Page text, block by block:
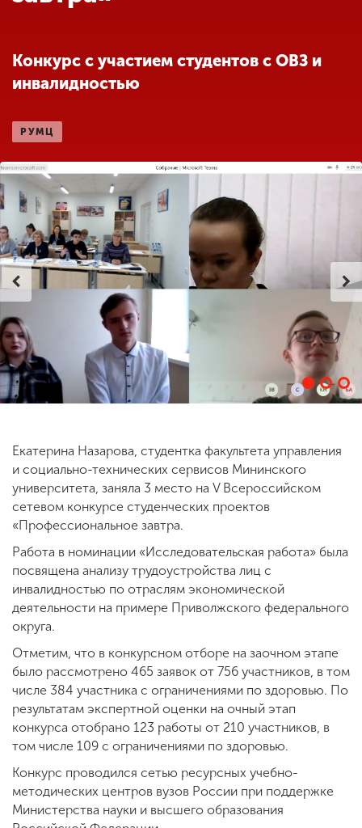
Другие виды
Студенческая жизнь
Сведения об
образовательной
организации
SPN
Приемная
Конкурс с участием студентов с ОВЗ и
инвалидностью
РУМЦ
Екатерина Назарова, студентка факультета управления
и социально-технических сервисов Мининского
университета, заняла 3 место на V Всероссийском
сетевом конкурсе студенческих проектов
«Профессиональное завтра.
Работа в номинации «Исследовательская работа» была
посвящена анализу трудоустройства лиц с
инвалидностью по отраслям экономической
деятельности на примере Приволжского федерального
округа.
Отметим, что в конкурсном отборе на заочном этапе
было рассмотрено 465 заявок от 756 участников, в том
числе 384 участника с ограничениями по здоровью. По
результатам экспертной оценки на очный этап
конкурса отобрано 123 работы от 210 участников, в
том числе 109 с ограничениями по здоровью.
Конкурс проводился сетью ресурсных учебно-
методических центров вузов России при поддержке
Министерства науки и высшего образования